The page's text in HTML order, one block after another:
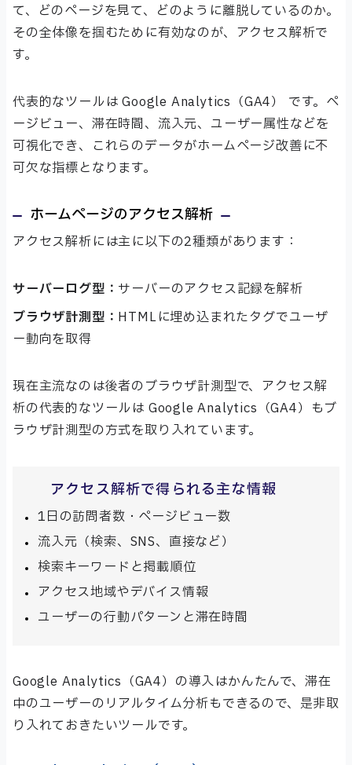
て、どのページを見て、どのように離脱しているのか。
その全体像を掴むために有効なのが、アクセス解析で
す。
代表的なツールは Google Analytics（GA4） です。ペ
ージビュー、滞在時間、流入元、ユーザー属性などを
可視化でき、これらのデータがホームページ改善に不
可欠な指標となります。
ホームページのアクセス解析
アクセス解析には主に以下の2種類があります：
サーバーログ型： サーバーのアクセス記録を解析
ブラウザ計測型： HTMLに埋め込まれたタグでユーザ
ー動向を取得
現在主流なのは後者のブラウザ計測型で、アクセス解
析の代表的なツールは Google Analytics（GA4）もブ
ラウザ計測型の方式を取り入れています。
アクセス解析で得られる主な情報
1日の訪問者数・ページビュー数
流入元（検索、SNS、直接など）
検索キーワードと掲載順位
アクセス地域やデバイス情報
ユーザーの行動パターンと滞在時間
Google Analytics（GA4）の導入はかんたんで、滞在
中のユーザーのリアルタイム分析もできるので、是非取
り入れておきたいツールです。